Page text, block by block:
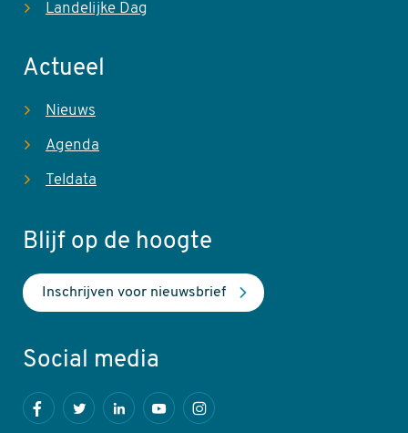
Landelijke Dag
Actueel
Nieuws
Agenda
Teldata
Blijf op de hoogte
Inschrijven voor nieuwsbrief
Social media